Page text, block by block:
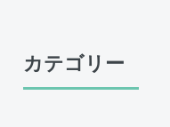
カテゴリー